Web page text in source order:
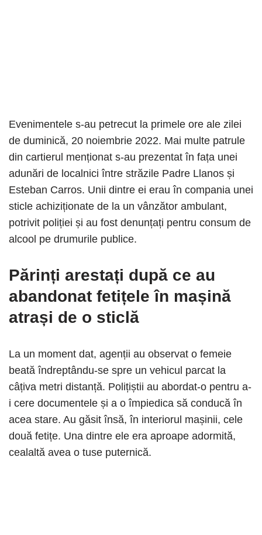
Evenimentele s-au petrecut la primele ore ale zilei
de duminică, 20 noiembrie 2022. Mai multe patrule
din cartierul menționat s-au prezentat în fața unei
adunări de localnici între străzile Padre Llanos și
Esteban Carros. Unii dintre ei erau în compania unei
sticle achiziționate de la un vânzător ambulant,
potrivit poliției și au fost denunțați pentru consum de
alcool pe drumurile publice.
Părinți arestați după ce au
abandonat fetițele în mașină
atrași de o sticlă
La un moment dat, agenții au observat o femeie
beată îndreptându-se spre un vehicul parcat la
câțiva metri distanță. Polițiștii au abordat-o pentru a-
i cere documentele și a o împiedica să conducă în
acea stare. Au găsit însă, în interiorul mașinii, cele
două fetițe. Una dintre ele era aproape adormită,
cealaltă avea o tuse puternică.